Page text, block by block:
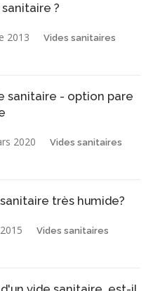
?
2013 Vides sanitaires
sanitaire - option pare
2020 Vides sanitaires
très humide?
Vides sanitaires